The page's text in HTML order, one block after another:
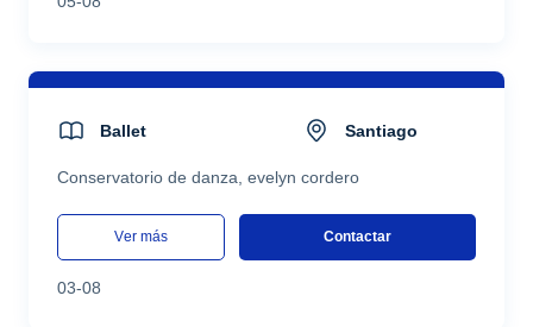
Ballet Santiago
Conservatorio de danza, evelyn cordero
ver más Contactar
03-08